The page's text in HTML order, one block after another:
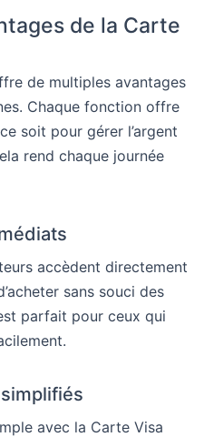
de la Carte
de multiples avantages
Chaque fonction offre
soit pour gérer l’argent
rend chaque journée
accèdent directement
sans souci des
parfait pour ceux qui
avec la Carte Visa